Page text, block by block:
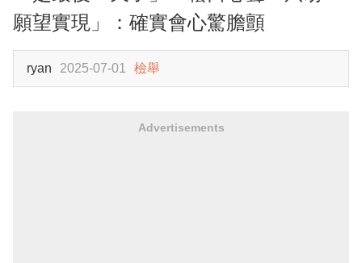
願望實現」：確實會心驚膽顫
ryan 2025-07-01 檢舉
Advertisements